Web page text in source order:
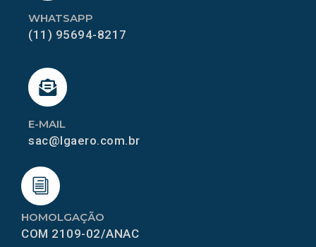
HOMOLGAÇÃO
COM 2109-02/ANAC
E-MAIL
sac@lgaero.com.br
WHATSAPP
(11) 95694-8217